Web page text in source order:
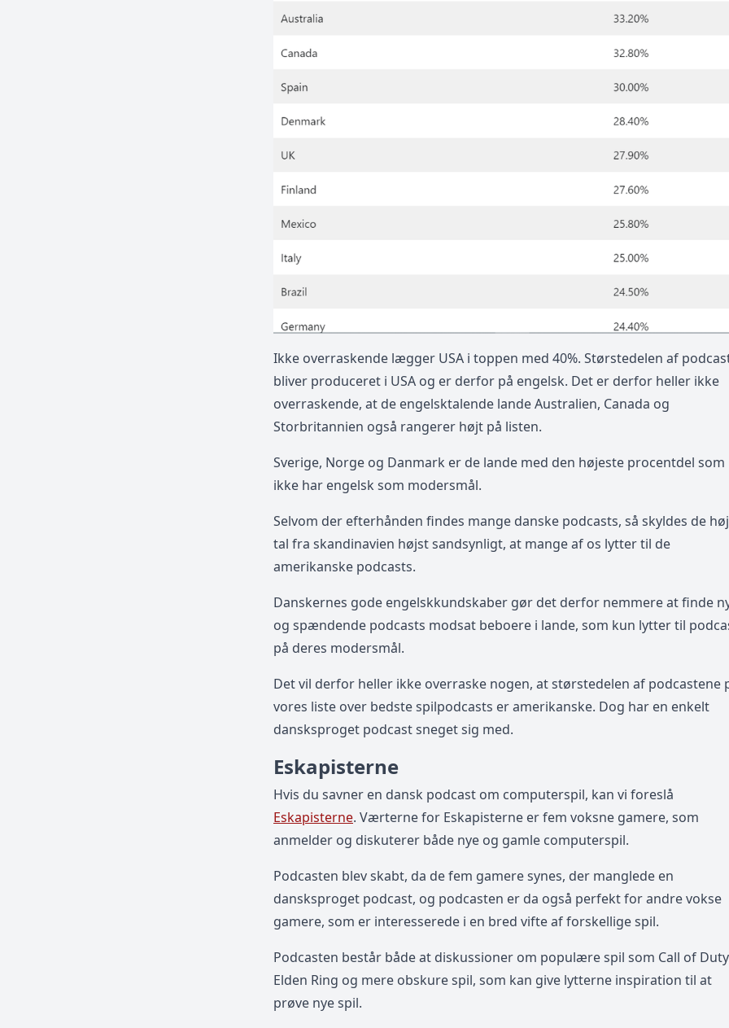
Ikke overraskende lægger USA i toppen med 40%. Størstedelen af
bliver produceret i USA og er derfor på engelsk. Det er derfor heller ikke
overraskende, at de engelsktalende lande Australien, Canada og
Storbritannien også rangerer højt på listen.
Sverige, Norge og Danmark er de lande med den højeste procentdel som
ikke har engelsk som modersmål.
Selvom der efterhånden findes mange danske podcasts, så skyldes de
tal fra skandinavien højst sandsynligt, at mange af os lytter til de
amerikanske podcasts.
Danskernes gode engelskkundskaber gør det derfor nemmere at finde
og spændende podcasts modsat beboere i lande, som kun lytter til
på deres modersmål.
Det vil derfor heller ikke overraske nogen, at størstedelen af podcastene
vores liste over bedste spilpodcasts er amerikanske. Dog har en enkelt
dansksproget podcast sneget sig med.
Eskapisterne
Hvis du savner en dansk podcast om computerspil, kan vi foreslå
Eskapisterne. Værterne for Eskapisterne er fem voksne gamere, som
anmelder og diskuterer både nye og gamle computerspil.
Podcasten blev skabt, da de fem gamere synes, der manglede en
dansksproget podcast, og podcasten er da også perfekt for andre vokse
gamere, som er interesserede i en bred vifte af forskellige spil.
Podcasten består både at diskussioner om populære spil som Call of
Elden Ring og mere obskure spil, som kan give lytterne inspiration til at
prøve nye spil.